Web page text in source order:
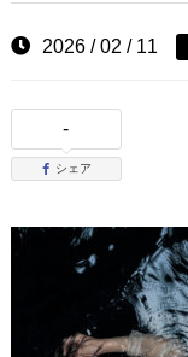
2026 / 02 / 11
-
シェア